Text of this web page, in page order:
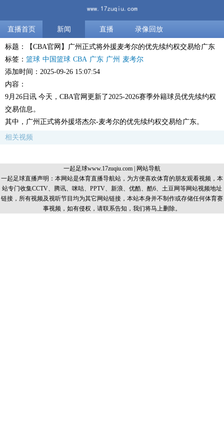
直播首页 新闻 直播 录像回放
标题：【CBA官网】广州正式将外援麦考尔的优先续约权交易给广东
标签： 篮球 中国篮球 CBA 广东 广州 麦考尔
添加时间：2025-09-26 15:07:54
内容：
9月26日讯 今天，CBA官网更新了2025-2026赛季外籍球员优先续约权
交易信息。
其中，广州正式将外援塔杰尔-麦考尔的优先续约权交易给广东。
相关视频
一起足球www.17zuqiu.com | 网站导航
一起足球直播声明：本网站是体育直播导航站，为方便喜欢体育的朋友观看视频，本
站专门收集CCTV、腾讯、咪咕、PPTV、新浪、优酷、酷6、土豆网等网站视频地址
链接，所有视频及视听节目均为其它网站链接，本站本身并不制作或存储任何体育赛
事视频，如有侵权，请联系告知，我们将马上删除。